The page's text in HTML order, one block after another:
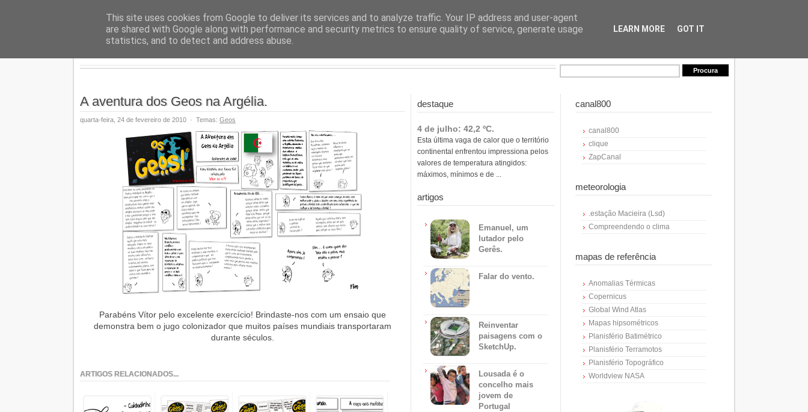
Geopalavras
A aventura dos Geos na Argélia.
quarta-feira, 24 de fevereiro de 2010 · Temas: Geos
Parabéns Vítor pelo excelente exercício! Brindaste-nos com um ensaio que
demonstra bem o jugo colonizador que muitos países mundiais transportaram
durante séculos.
ARTIGOS RELACIONADOS...
destaque
4 de julho: 42,2 ºC.
Esta última vaga de calor que o território
continental enfrentou impressiona pelos
valores de temperatura atingidos:
máximos, mínimos e de ...
artigos
Emanuel, um
lutador pelo
Gerês.
Falar do vento.
Reinventar
paisagens com o
SketchUp.
Lousada é o
concelho mais
jovem de
Portugal
canal800
canal800
clique
ZapCanal
meteorologia
.estação Macieira (Lsd)
Compreendendo o clima
mapas de referência
Anomalias Térmicas
Copernicus
Global Wind Atlas
Mapas hipsométricos
Planisfério Batimétrico
Planisfério Terramotos
Planisfério Topográfico
Worldview NASA
This site uses cookies from Google to deliver its services and to analyze traffic. Your IP address and user-agent
are shared with Google along with performance and security metrics to ensure quality of service, generate usage
statistics, and to detect and address abuse.
LEARN MORE GOT IT